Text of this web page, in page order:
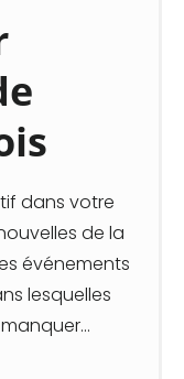
dans votre
de la
événements
lesquelles